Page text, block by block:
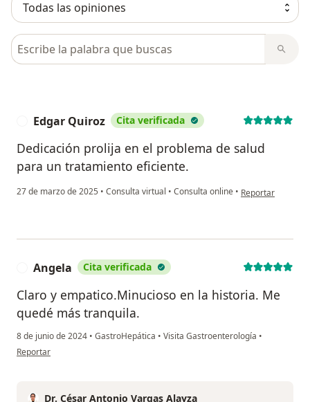
Busca en opiniones
Edgar Quiroz Cita verificada
Dedicación prolija en el problema de salud
para un tratamiento eficiente.
27 de marzo de 2025 • Consulta virtual • Consulta online • en opinión del
Reportar
Angela Cita verificada
Claro y empatico.Minucioso en la historia. Me
quedé más tranquila.
8 de junio de 2024 • GastroHepática • Visita Gastroenterología •
en opinión del usuario Angela
Reportar
Dr. César Antonio Vargas Alayza